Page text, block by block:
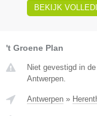
BEKIJK
't Groene Plan
Niet gevestigd in
Antwerpen.
Antwerpen »